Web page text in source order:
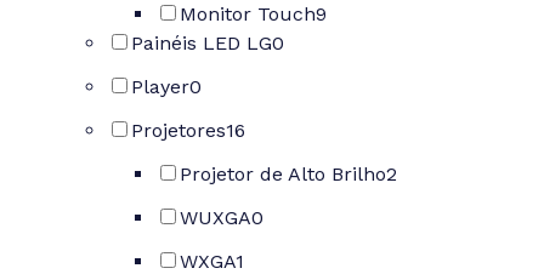
Monitor Touch9
Painéis LED LG0
Player0
Projetores16
Projetor de Alto Brilho2
WUXGA0
WXGA1